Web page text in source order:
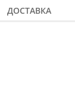
ДОСТАВКА